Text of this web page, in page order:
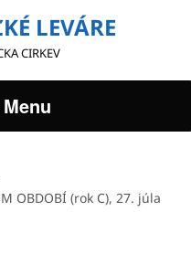
LEVÁRE
CIRKEV
OBDOBÍ (rok C), 27. júla